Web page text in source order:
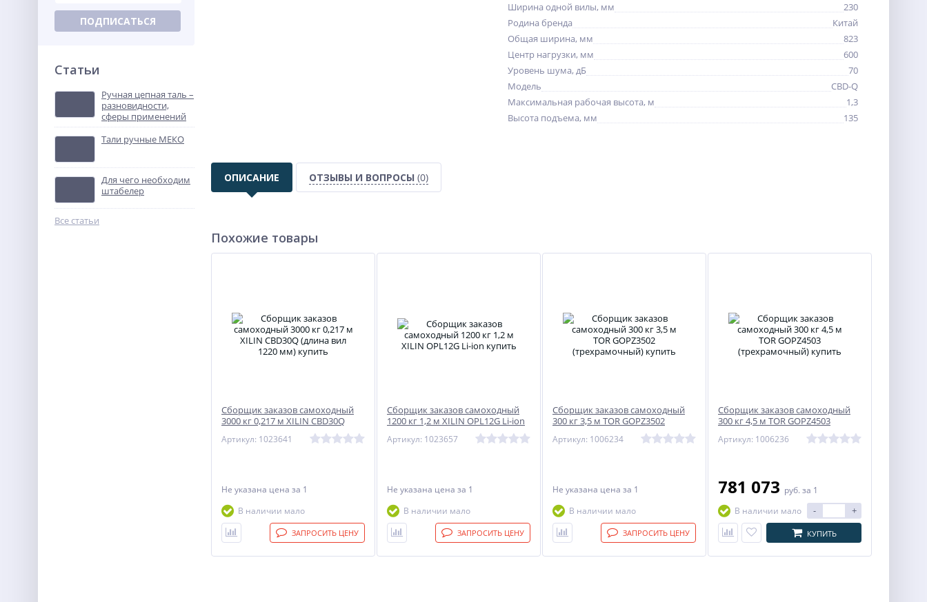
ПОДПИСАТЬСЯ
Статьи
Ручная цепная таль –
разновидности,
сферы применений
Тали ручные МЕКО
Для чего необходим
штабелер
Все статьи
Ширина одной вилы, мм
230
Родина бренда
Китай
Общая ширина, мм
823
Центр нагрузки, мм
600
Уровень шума, дБ
70
Модель
CBD-Q
Максимальная рабочая высота, м
1,3
Высота подъема, мм
135
ОПИСАНИЕ ОТЗЫВЫ И ВОПРОСЫ (0)
Похожие товары
Сборщик заказов самоходный
3000 кг 0,217 м XILIN CBD30Q
Артикул: 1023641
Не указана цена за 1
В наличии мало
ЗАПРОСИТЬ ЦЕНУ
Сборщик заказов самоходный
1200 кг 1,2 м XILIN OPL12G Li-ion
Артикул: 1023657
Не указана цена за 1
В наличии мало
ЗАПРОСИТЬ ЦЕНУ
Сборщик заказов самоходный
300 кг 3,5 м TOR GOPZ3502
Артикул: 1006234
Не указана цена за 1
В наличии мало
ЗАПРОСИТЬ ЦЕНУ
Сборщик заказов самоходный
300 кг 4,5 м TOR GOPZ4503
Артикул: 1006236
781 073 руб. за 1
В наличии мало
- +
КУПИТЬ